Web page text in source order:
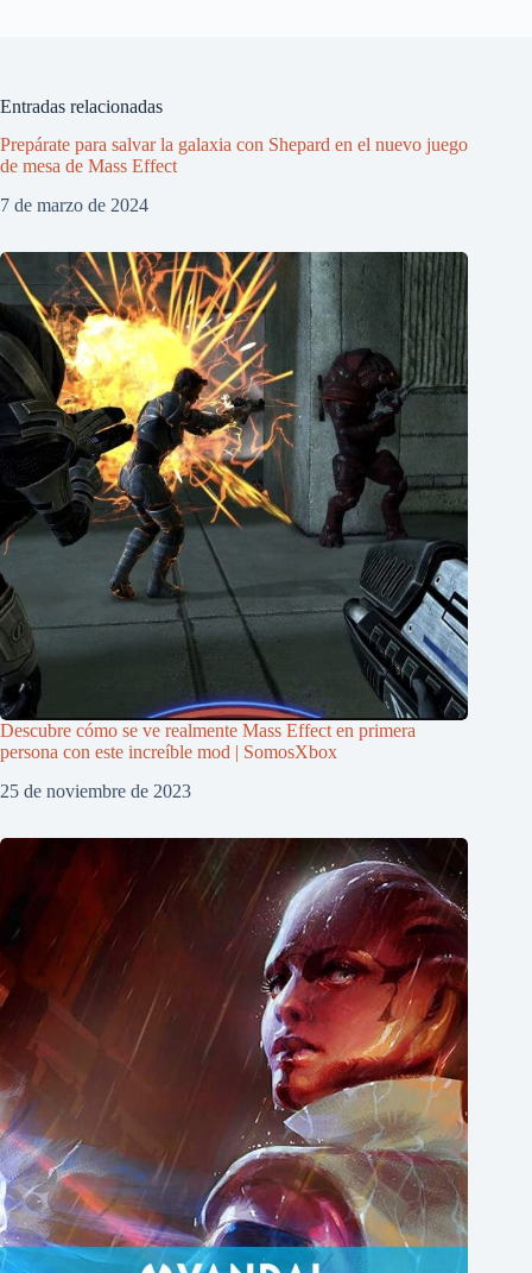
Entradas relacionadas
Prepárate para salvar la galaxia con Shepard en el nuevo juego
de mesa de Mass Effect
7 de marzo de 2024
Descubre cómo se ve realmente Mass Effect en primera
persona con este increíble mod | SomosXbox
25 de noviembre de 2023